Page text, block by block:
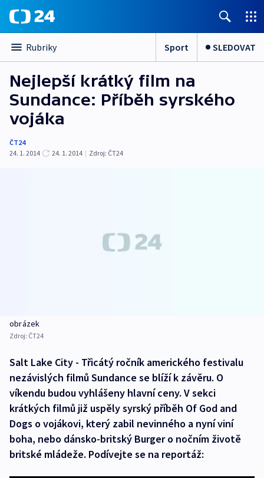
Rubriky Sport SLEDOVAT
Nejlepší krátký film na
Sundance: Příběh syrského
vojáka
ČT24
24. 1. 2014
24. 1. 2014 | Zdroj: ČT24
obrázek
Zdroj: ČT24
Salt Lake City - Třicátý ročník amerického festivalu
nezávislých filmů Sundance se blíží k závěru. O
víkendu budou vyhlášeny hlavní ceny. V sekci
krátkých filmů již uspěly syrský příběh Of God and
Dogs o vojákovi, který zabil nevinného a nyní viní
boha, nebo dánsko-britský Burger o nočním životě
britské mládeže. Podívejte se na reportáž: